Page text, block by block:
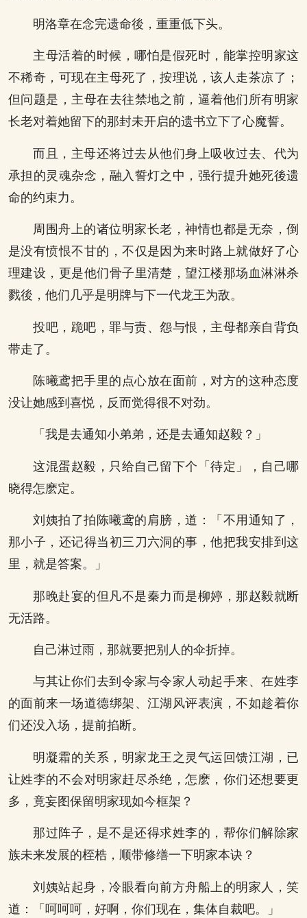
明洛章在念完遗命後，重重低下头。
主母活着的时候，哪怕是假死时，能掌控明家这
不稀奇，可现在主母死了，按理说，该人走茶凉了；
但问题是，主母在去往禁地之前，逼着他们所有明家
长老对着她留下的那封未开启的遗书立下了心魔誓。
而且，主母还将过去从他们身上吸收过去、代为
承担的灵魂杂念，融入誓灯之中，强行提升她死後遗
命的约束力。
周围舟上的诸位明家长老，神情也都是无奈，倒
是没有愤恨不甘的，不仅是因为来时路上就做好了心
理建设，更是他们骨子里清楚，望江楼那场血淋淋杀
戮後，他们几乎是明牌与下一代龙王为敌。
投吧，跪吧，罪与责、怨与恨，主母都亲自背负
带走了。
陈曦鸢把手里的点心放在面前，对方的这种态度
没让她感到喜悦，反而觉得很不对劲。
「我是去通知小弟弟，还是去通知赵毅？」
这混蛋赵毅，只给自己留下个「待定」，自己哪
晓得怎麽定。
刘姨拍了拍陈曦鸢的肩膀，道：「不用通知了，
那小子，还记得当初三刀六洞的事，他把我安排到这
里，就是答案。」
那晚赴宴的但凡不是秦力而是柳婷，那赵毅就断
无活路。
自己淋过雨，那就要把别人的伞折掉。
与其让你们去到令家与令家人动起手来、在姓李
的面前来一场道德绑架、江湖风评表演，不如趁着你
们还没入场，提前掐断。
明凝霜的关系，明家龙王之灵气运回馈江湖，已
让姓李的不会对明家赶尽杀绝，怎麽，你们还想要更
多，竟妄图保留明家现如今框架？
那过阵子，是不是还得求姓李的，帮你们解除家
族未来发展的桎梏，顺带修缮一下明家本诀？
刘姨站起身，冷眼看向前方舟船上的明家人，笑
道：「呵呵呵，好啊，你们现在，集体自裁吧。」